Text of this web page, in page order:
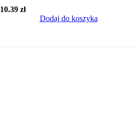
10.39 zł
Dodaj do koszyka